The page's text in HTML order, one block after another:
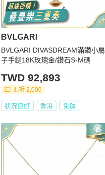
BVLGARI
BVLGARI DIVASDREAM滿鑽小扇
子手鏈18K玫瑰金/鑽石S-M碼
TWD 92,893
現折 2,000
狀況良好 香港 免運